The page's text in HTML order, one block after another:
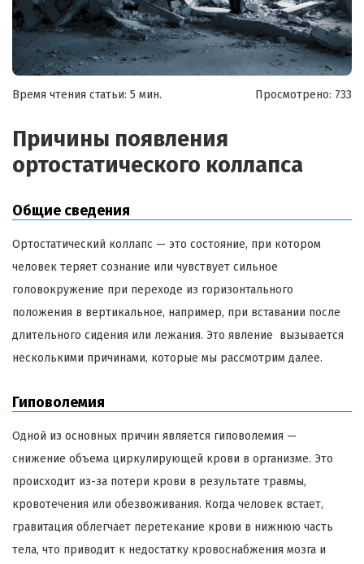
Время чтения статьи: 5 мин. Просмотрено: 733
Причины появления
ортостатического коллапса
Общие сведения
Ортостатический коллапс — это состояние, при котором
человек теряет сознание или чувствует сильное
головокружение при переходе из горизонтального
положения в вертикальное, например, при вставании после
длительного сидения или лежания. Это явление вызывается
несколькими причинами, которые мы рассмотрим далее.
Гиповолемия
Одной из основных причин является гиповолемия —
снижение объема циркулирующей крови в организме. Это
происходит из-за потери крови в результате травмы,
кровотечения или обезвоживания. Когда человек встает,
гравитация облегчает перетекание крови в нижнюю часть
тела, что приводит к недостатку кровоснабжения мозга и